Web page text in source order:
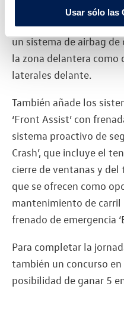
Usar sólo las
además del tradicional
conductor y
un sistema de airbag
la zona delantera como
laterales delante.
También añade los
‘Front Assist’ con
sistema proactivo de
Crash’, que incluye el
cierre de ventanas y
que se ofrecen como
mantenimiento de carril
frenado de emergencia
Para completar la
también un concurso en
posibilidad de ganar 5